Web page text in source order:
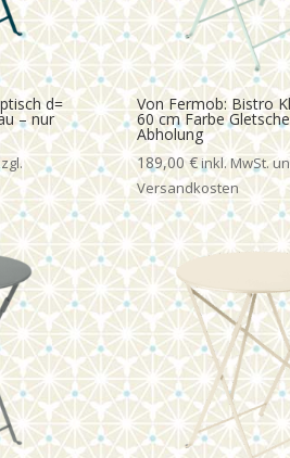
d=
– nur
Von Fermob: Bistro
60 cm Farbe
Abholung
189,00€